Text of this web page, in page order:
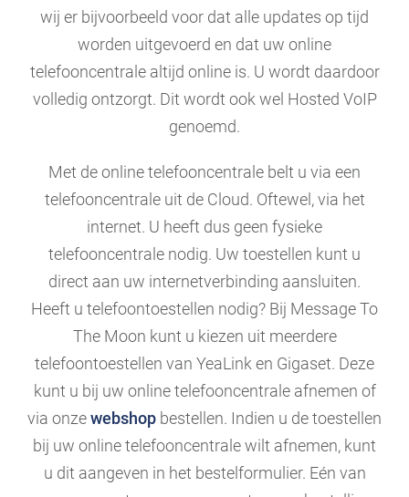
wij er bijvoorbeeld voor dat alle updates op tijd
worden uitgevoerd en dat uw online
telefooncentrale altijd online is. U wordt daardoor
volledig ontzorgt. Dit wordt ook wel Hosted VoIP
genoemd.
Met de online telefooncentrale belt u via een
telefooncentrale uit de Cloud. Oftewel, via het
internet. U heeft dus geen fysieke
telefooncentrale nodig. Uw toestellen kunt u
direct aan uw internetverbinding aansluiten.
Heeft u telefoontoestellen nodig? Bij Message To
The Moon kunt u kiezen uit meerdere
telefoontoestellen van YeaLink en Gigaset. Deze
kunt u bij uw online telefooncentrale afnemen of
via onzewebshop bestellen. Indien u de toestellen
bij uw online telefooncentrale wilt afnemen, kunt
u dit aangeven in het bestelformulier. Eén van